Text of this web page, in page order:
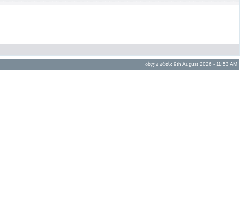
ახლა არის: 9th August 2026 - 11:53 AM